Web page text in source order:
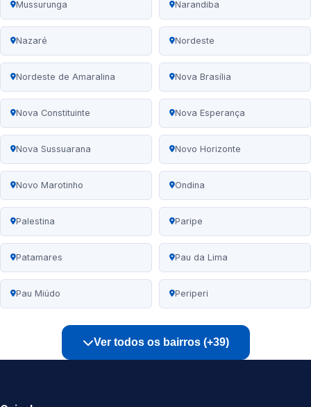
Mussurunga Narandiba
Nazaré Nordeste
Nordeste de Amaralina Nova Brasília
Nova Constituinte Nova Esperança
Nova Sussuarana Novo Horizonte
Novo Marotinho Ondina
Palestina Paripe
Patamares Pau da Lima
Pau Miúdo Periperi
Ver todos os bairros (+39)